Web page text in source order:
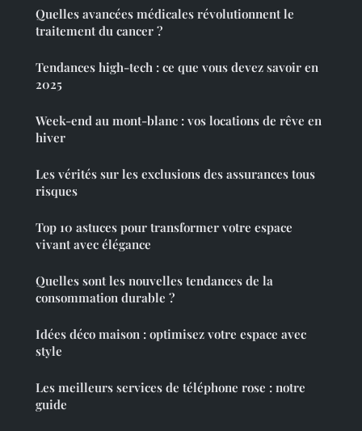
Quelles avancées médicales révolutionnent le
traitement du cancer ?
Tendances high-tech : ce que vous devez savoir en
2025
Week-end au mont-blanc : vos locations de rêve en
hiver
Les vérités sur les exclusions des assurances tous
risques
Top 10 astuces pour transformer votre espace
vivant avec élégance
Quelles sont les nouvelles tendances de la
consommation durable ?
Idées déco maison : optimisez votre espace avec
style
Les meilleurs services de téléphone rose : notre
guide